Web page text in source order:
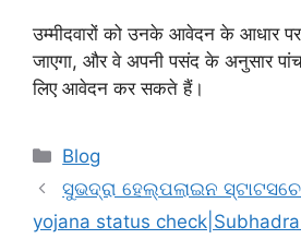
उम्मीदवारों को उनके आवेदन के आधार पर
जाएगा, और वे अपनी पसंद के अनुसार
लिए आवेदन कर सकते हैं।
Categories
Blog
ସୁଭଦ୍ରା ହେଲ୍ପଲାଇନ
yojana status